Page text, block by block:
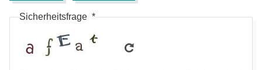
Sicherheitsfrage